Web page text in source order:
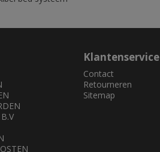
Klantenservice
Contact
Retourneren
Sitemap